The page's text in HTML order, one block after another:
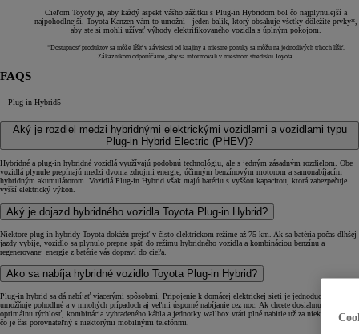
Cieľom Toyoty je, aby každý aspekt vášho zážitku s Plug-in Hybridom bol čo najplynulejší a
najpohodlnejší. Toyota Kanzen vám to umožní - jeden balík, ktorý obsahuje všetky dôležité prvky*,
aby ste si mohli užívať výhody elektrifikovaného vozidla s úplným pokojom.
*Dostupnosť produktov sa môže líšiť v závislosti od krajiny a miestne ponuky sa môžu na jednotlivých trhoch líšiť.
Zákazníkom odporúčame, aby sa informovali v miestnom stredisku Toyota.
FAQS
Plug-in Hybrid5
Aký je rozdiel medzi hybridnými elektrickými vozidlami a vozidlami typu
Plug-in Hybrid Electric (PHEV)?
Hybridné a plug-in hybridné vozidlá využívajú podobnú technológiu, ale s jedným zásadným rozdielom. Obe
vozidlá plynule prepínajú medzi dvoma zdrojmi energie, účinným benzínovým motorom a samonabíjacím
hybridným akumulátorom. Vozidlá Plug-in Hybrid však majú batériu s vyššou kapacitou, ktorá zabezpečuje
vyšší elektrický výkon.
Aký je dojazd hybridného vozidla Toyota Plug-in Hybrid?
Niektoré plug-in hybridy Toyota dokážu prejsť v čisto elektrickom režime až 75 km. Ak sa batéria počas dlhšej
jazdy vybije, vozidlo sa plynulo prepne späť do režimu hybridného vozidla a kombináciou benzínu a
regenerovanej energie z batérie vás dopraví do cieľa.
Ako sa nabíja hybridné vozidlo Toyota Plug-in Hybrid?
Plug-in hybrid sa dá nabíjať viacerými spôsobmi. Pripojenie k domácej elektrickej sieti je jednoduché a
umožňuje pohodlné a v mnohých prípadoch aj veľmi úsporné nabíjanie cez noc. Ak chcete dosiahnuť
optimálnu rýchlosť, kombinácia vyhradeného kábla a jednotky wallbox vráti plné nabitie už za niekoľko hodín,
čo je čas porovnateľný s niektorými mobilnými telefónmi.